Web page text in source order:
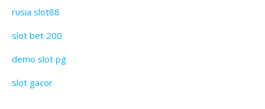
rusia slot88
slot bet 200
demo slot pg
slot gacor